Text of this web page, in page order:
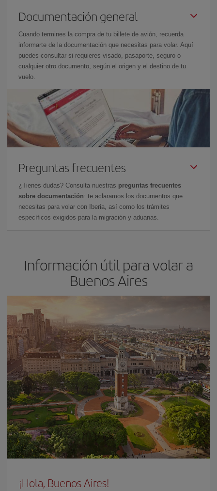
Documentación general
Cuando termines la compra de tu billete de avión, recuerda
informarte de la documentación que necesitas para volar. Aquí
puedes consultar si requieres visado, pasaporte, seguro o
cualquier otro documento, según el origen y el destino de tu
vuelo.
Preguntas frecuentes
¿Tienes dudas? Consulta nuestras preguntas frecuentes
sobre documentación: te aclaramos los documentos que
necesitas para volar con Iberia, así como los trámites
específicos exigidos para la migración y aduanas.
Información útil para volar a
Buenos Aires
¡Hola, Buenos Aires!